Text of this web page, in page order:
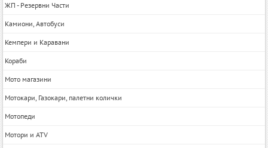
ЖП - Резервни Части
Камиони, Автобуси
Кемпери и Каравани
Кораби
Мото магазини
Мотокари, Газокари, палетни колички
Мотопеди
Мотори и ATV